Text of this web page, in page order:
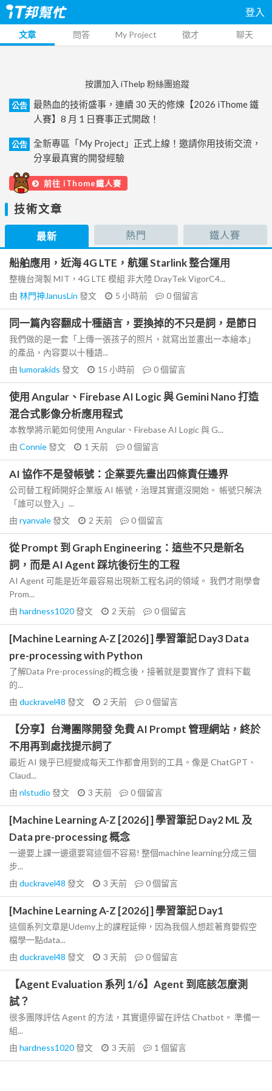
登入
文章 問答 My Project 徵才 聊天
按讚加入 iThelp 粉絲團追蹤
公告
最熱血的技術盛事，連續 30 天的修煉【2026 iThome 鐵
人賽】8 月 1 日賽事正式開啟！
公告
全新專區「My Project」正式上線！邀請你用技術交流，
分享最真實的開發經驗
前往 iThome鐵人賽
技術文章
最新 熱門 鐵人賽
船舶應用，近海 4G LTE，航運 Starlink 整合運用
整機台灣製 MIT，4G LTE 模組 非大陸 DrayTek VigorC4...
由 林門神JanusLin 發文 5 小時前 0個留言
同一篇內容翻成十種語言，要換掉的不只是詞，是節日
我們做的是一套「上傳一張孩子的照片，就寫出並畫出一本繪本」
的產品，內容要以十種語...
由 lumorakids 發文 15 小時前 0個留言
使用 Angular、Firebase AI Logic 與 Gemini Nano 打造
混合式影像分析應用程式
本教學將示範如何使用 Angular、Firebase AI Logic 與 G...
由 Connie發文 1 天前 0個留言
AI 協作不是發帳號：企業要先畫出四條責任邊界
公司替工程師開好企業版 AI 帳號，治理其實還沒開始。 帳號只解決
「誰可以登入」...
由 ryanvale發文 2 天前 0個留言
從 Prompt 到 Graph Engineering：這些不只是新名
詞，而是 AI Agent 踩坑後衍生的工程
AI Agent 可能是近年最容易出現新工程名詞的領域。 我們才剛學會
Prom...
由 hardness1020發文 2 天前 0個留言
[Machine Learning A-Z [2026] ] 學習筆記 Day3 Data
pre-processing with Python
了解Data Pre-processing的概念後，接著就是要實作了 資料下載
的...
由 duckravel48 發文 2 天前 0個留言
【分享】台灣團隊開發 免費 AI Prompt 管理網站，終於
不用再到處找提示詞了
最近 AI 幾乎已經變成每天工作都會用到的工具。像是 ChatGPT、
Claud...
由 nlstudio 發文 3 天前 0個留言
[Machine Learning A-Z [2026] ] 學習筆記 Day2 ML 及
Data pre-processing 概念
一邊要上課一邊還要寫這個不容易! 整個machine learning分成三個
步...
由 duckravel48 發文 3 天前 0個留言
[Machine Learning A-Z [2026] ] 學習筆記 Day1
這個系列文章是Udemy上的課程延伸，因為我個人想趁著育嬰假空
檔學一點data...
由 duckravel48 發文 3 天前 0個留言
【Agent Evaluation 系列 1/6】Agent 到底該怎麼測
試？
很多團隊評估 Agent 的方法，其實還停留在評估 Chatbot。 準備一
組...
由 hardness1020發文 3 天前 1 個留言